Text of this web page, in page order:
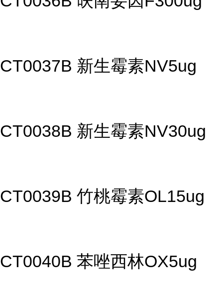
CT0037B 新生霉素NV5ug
CT0038B 新生霉素NV30ug
CT0039B 竹桃霉素OL15ug
CT0040B 苯唑西林OX5ug